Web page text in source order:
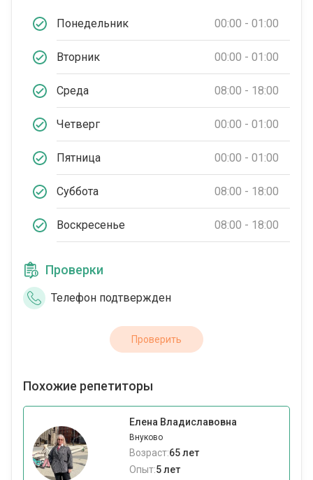
Понедельник 00:00 - 01:00
Вторник 00:00 - 01:00
Среда 08:00 - 18:00
Четверг 00:00 - 01:00
Пятница 00:00 - 01:00
Суббота 08:00 - 18:00
Воскресенье 08:00 - 18:00
Проверки
Телефон подтвержден
Проверить
Похожие репетиторы
Елена Владиславовна
Внуково
Возраст:65 лет
Опыт:5 лет